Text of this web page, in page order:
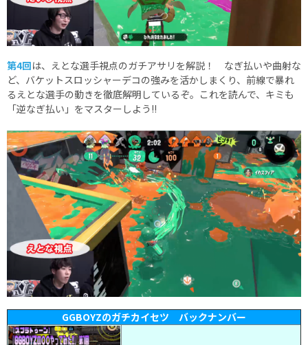
第4回は、えとな選手視点のガチアサリを解説！ なぎ払いや曲射な
ど、バケットスロッシャーデコの強みを活かしまくり、前線で暴れ
るえとな選手の動きを徹底解明しているぞ。これを読んで、キミも
「逆なぎ払い」をマスターしよう!!
GGBOYZのガチカイセツ バックナンバー